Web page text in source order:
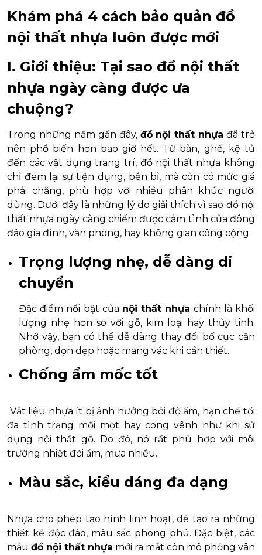
Khám phá 4 cách bảo quản đồ
nội thất nhựa luôn được mới
I. Giới thiệu: Tại sao đồ nội thất
nhựa ngày càng được ưa
chuộng?
Trong những năm gần đây, đồ nội thất nhựa đã trở
nên phổ biến hơn bao giờ hết. Từ bàn, ghế, kệ tủ
đến các vật dụng trang trí, đồ nội thất nhựa không
chỉ đem lại sự tiện dụng, bền bỉ, mà còn có mức giá
phải chăng, phù hợp với nhiều phân khúc người
dùng. Dưới đây là những lý do giải thích vì sao đồ nội
thất nhựa ngày càng chiếm được cảm tình của đông
đảo gia đình, văn phòng, hay không gian công cộng:
Trọng lượng nhẹ, dễ dàng di
chuyển
Đặc điểm nổi bật của nội thất nhựa chính là khối
lượng nhẹ hơn so với gỗ, kim loại hay thủy tinh.
Nhờ vậy, bạn có thể dễ dàng thay đổi bố cục căn
phòng, dọn dẹp hoặc mang vác khi cần thiết.
Chống ẩm mốc tốt
Vật liệu nhựa ít bị ảnh hưởng bởi độ ẩm, hạn chế tối
đa tình trạng mối mọt hay cong vênh như khi sử
dụng nội thất gỗ. Do đó, nó rất phù hợp với môi
trường nhiệt đới ẩm, mưa nhiều.
Màu sắc, kiểu dáng đa dạng
Nhựa cho phép tạo hình linh hoạt, dễ tạo ra những
thiết kế độc đáo, màu sắc phong phú. Đặc biệt, các
mẫu đồ nội thất nhựa mới ra mắt còn mô phỏng vân